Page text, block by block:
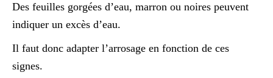
Des feuilles gorgées d’eau, marron ou noires peuvent
indiquer un excès d’eau.
Il faut donc adapter l’arrosage en fonction de ces
signes.